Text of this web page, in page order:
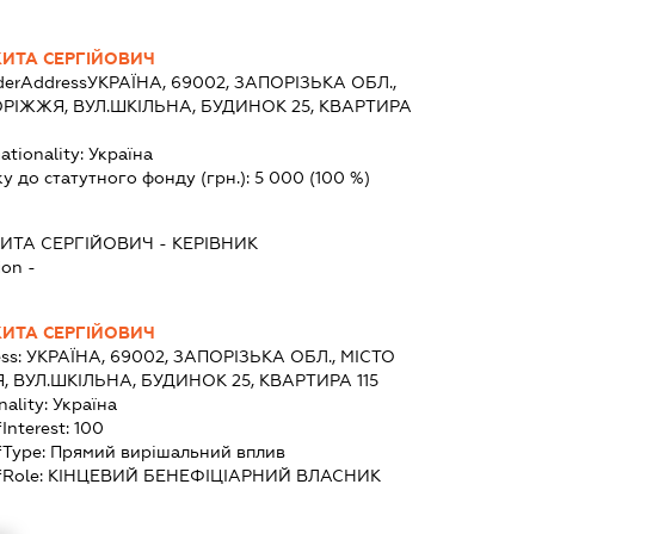
СЕРГІЙОВИЧ
УКРАЇНА, 69002, ЗАПОРІЗЬКА ОБЛ.,
ВУЛ.ШКІЛЬНА, БУДИНОК 25, КВАРТИРА
Україна
до статутного фонду (грн.): 5 000 (100 %)
СЕРГІЙОВИЧ - КЕРІВНИК
-
СЕРГІЙОВИЧ
УКРАЇНА, 69002, ЗАПОРІЗЬКА ОБЛ., МІСТО
БУДИНОК 25, КВАРТИРА 115
Україна
100
Прямий вирішальний вплив
КІНЦЕВИЙ БЕНЕФІЦІАРНИЙ ВЛАСНИК